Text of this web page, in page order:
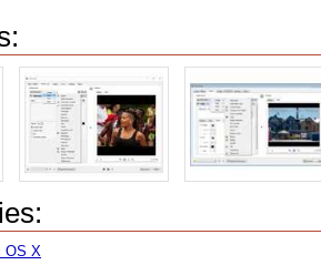
OS X